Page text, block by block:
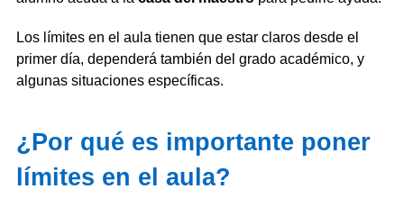
Los límites en el aula tienen que estar claros desde el
primer día, dependerá también del grado académico, y
algunas situaciones específicas.
¿Por qué es importante poner
límites en el aula?